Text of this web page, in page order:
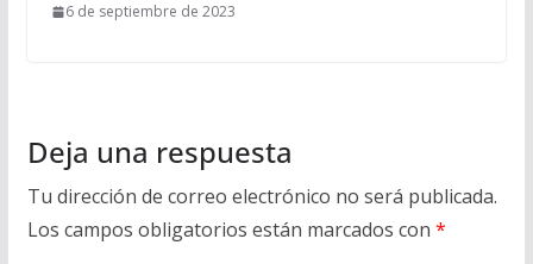
6 de septiembre de 2023
Deja una respuesta
Tu dirección de correo electrónico no será publicada.
Los campos obligatorios están marcados con *